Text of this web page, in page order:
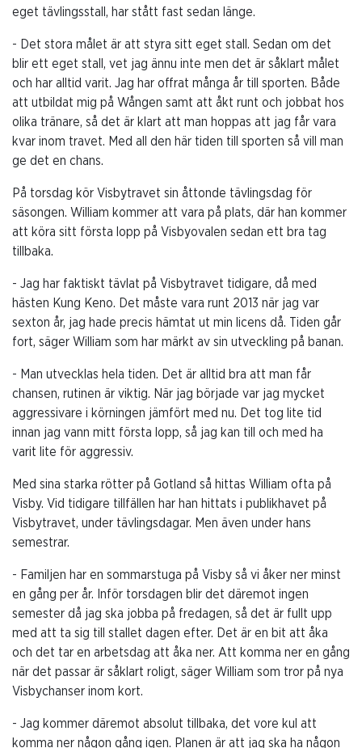
eget tävlingsstall, har stått fast sedan länge.
- Det stora målet är att styra sitt eget stall. Sedan om det
blir ett eget stall, vet jag ännu inte men det är såklart målet
och har alltid varit. Jag har offrat många år till sporten. Både
att utbildat mig på Wången samt att åkt runt och jobbat hos
olika tränare, så det är klart att man hoppas att jag får vara
kvar inom travet. Med all den här tiden till sporten så vill man
ge det en chans.
På torsdag kör Visbytravet sin åttonde tävlingsdag för
säsongen. William kommer att vara på plats, där han kommer
att köra sitt första lopp på Visbyovalen sedan ett bra tag
tillbaka.
- Jag har faktiskt tävlat på Visbytravet tidigare, då med
hästen Kung Keno. Det måste vara runt 2013 när jag var
sexton år, jag hade precis hämtat ut min licens då. Tiden går
fort, säger William som har märkt av sin utveckling på banan.
- Man utvecklas hela tiden. Det är alltid bra att man får
chansen, rutinen är viktig. När jag började var jag mycket
aggressivare i körningen jämfört med nu. Det tog lite tid
innan jag vann mitt första lopp, så jag kan till och med ha
varit lite för aggressiv.
Med sina starka rötter på Gotland så hittas William ofta på
Visby. Vid tidigare tillfällen har han hittats i publikhavet på
Visbytravet, under tävlingsdagar. Men även under hans
semestrar.
- Familjen har en sommarstuga på Visby så vi åker ner minst
en gång per år. Inför torsdagen blir det däremot ingen
semester då jag ska jobba på fredagen, så det är fullt upp
med att ta sig till stallet dagen efter. Det är en bit att åka
och det tar en arbetsdag att åka ner. Att komma ner en gång
när det passar är såklart roligt, säger William som tror på nya
Visbychanser inom kort.
- Jag kommer däremot absolut tillbaka, det vore kul att
komma ner någon gång igen. Planen är att jag ska ha någon